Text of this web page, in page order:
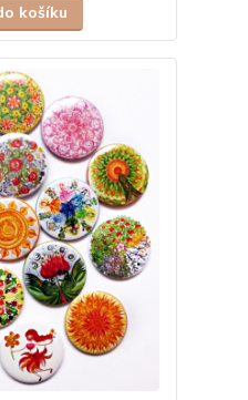
košíku